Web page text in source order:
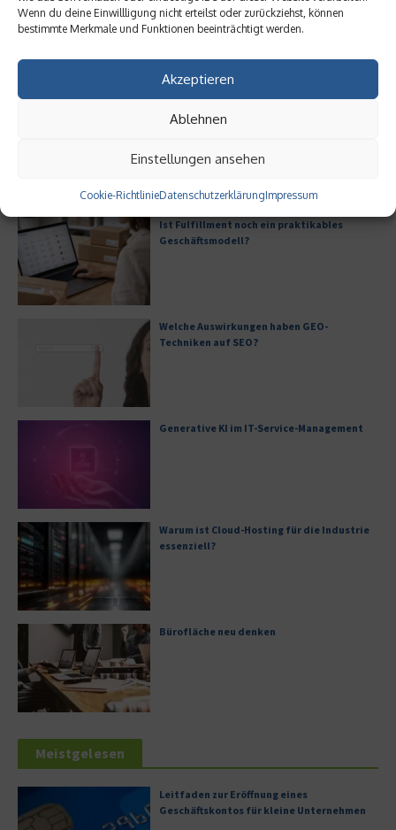
Wenn du deine Einwillligung nicht erteilst oder zurückziehst, können
bestimmte Merkmale und Funktionen beeinträchtigt werden.
Akzeptieren
Ablehnen
Einstellungen ansehen
Cookie-RichtlinieDatenschutzerklärungImpressum
praktikables Geschäftsmodell?
Welche Auswirkungen haben
GEO-Techniken auf SEO?
26. Mai 2026
Ist Fulfillment noch ein praktikables
Geschäftsmodell?
Welche Auswirkungen haben GEO-
Techniken auf SEO?
Generative KI im IT-Service-Management
Warum ist Cloud-Hosting für die Industrie
essenziell?
Bürofläche neu denken
Meistgelesen
Leitfaden zur Eröffnung eines
Geschäftskontos für kleine Unternehmen